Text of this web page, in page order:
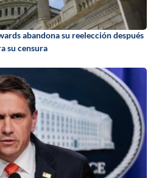
abandona su reelección después
su censura